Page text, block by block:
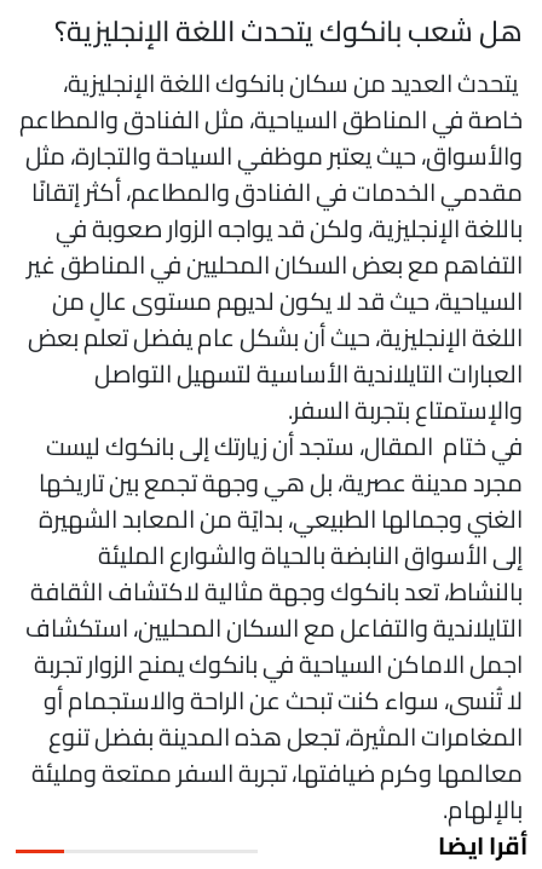
شعب بانكوك يتحدث اللغة الإنجليزية؟
العديد من سكان بانكوك اللغة الإنجليزية،
في المناطق السياحية، مثل الفنادق والمطاعم
حيث يعتبر موظفي السياحة والتجارة، مثل
الخدمات في الفنادق والمطاعم، أكثر إتقانًا
الإنجليزية، ولكن قد يواجه الزوار صعوبة في
مع بعض السكان المحليين في المناطق غير
حيث قد لا يكون لديهم مستوى عالٍ من
الإنجليزية، حيث أن بشكل عام يفضل تعلم بعض
التايلاندية الأساسية لتسهيل التواصل
بتجربة السفر.
ختام المقال، ستجد أن زيارتك إلى بانكوك ليست
مدينة عصرية، بل هي وجهة تجمع بين تاريخها
وجمالها الطبيعي، بدايًة من المعابد الشهيرة
الأسواق النابضة بالحياة والشوارع المليئة
تعد بانكوك وجهة مثالية لاكتشاف الثقافة
والتفاعل مع السكان المحليين، استكشاف
الاماكن السياحية في بانكوك يمنح الزوار تجربة
تُنسى، سواء كنت تبحث عن الراحة والاستجمام أو
المثيرة، تجعل هذه المدينة بفضل تنوع
وكرم ضيافتها، تجربة السفر ممتعة ومليئة
ايضا